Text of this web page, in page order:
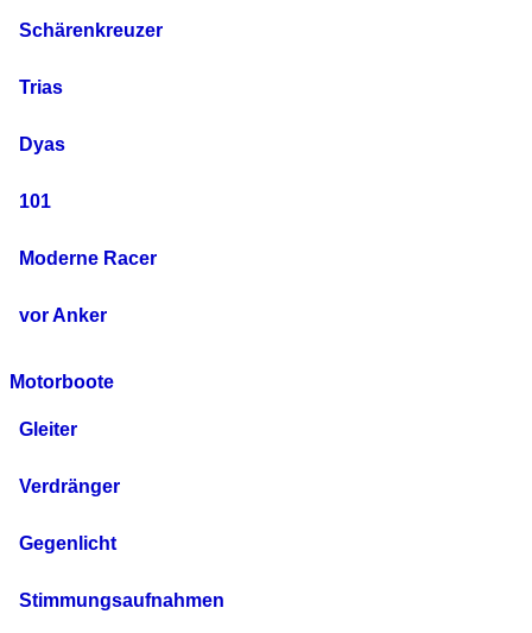
Schärenkreuzer
Trias
Dyas
101
Moderne Racer
vor Anker
Motorboote
Gleiter
Verdränger
Gegenlicht
Stimmungsaufnahmen